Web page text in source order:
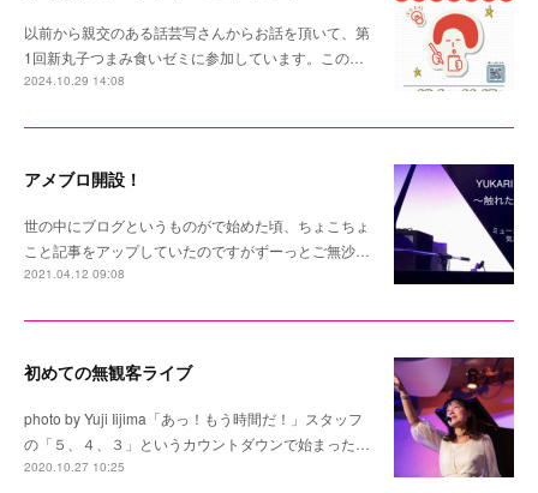
以前から親交のある話芸写さんからお話を頂いて、第
1回新丸子つまみ食いゼミに参加しています。この…
2024.10.29 14:08
アメブロ開設！
世の中にブログというものがで始めた頃、ちょこちょ
こと記事をアップしていたのですがずーっとご無沙…
2021.04.12 09:08
初めての無観客ライブ
photo by Yuji Iijima「あっ！もう時間だ！」スタッフ
の「５、４、３」というカウントダウンで始まった…
2020.10.27 10:25